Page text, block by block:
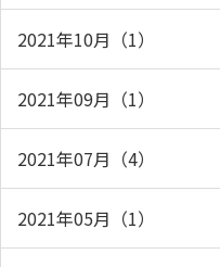
2021年10月（1）
2021年09月（1）
2021年07月（4）
2021年05月（1）